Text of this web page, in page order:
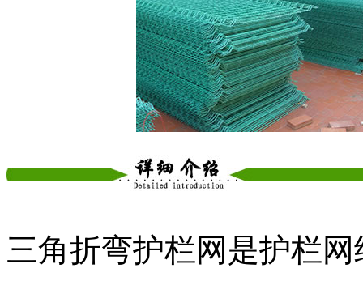
三角折弯护栏网是护栏